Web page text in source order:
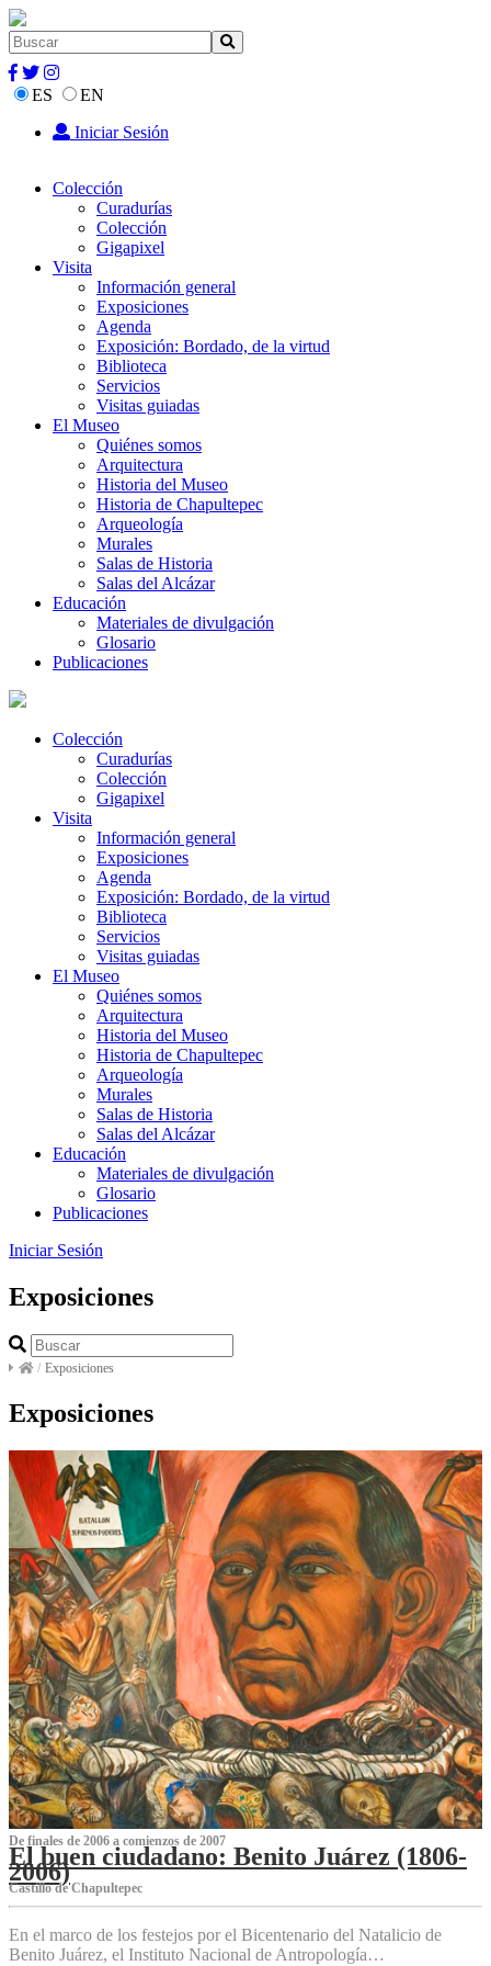
ES
EN
Iniciar Sesión
Colección
Curadurías
Colección
Gigapixel
Visita
Información general
Exposiciones
Agenda
Exposición: Bordado, de la virtud
Biblioteca
Servicios
Visitas guiadas
El Museo
Quiénes somos
Arquitectura
Historia del Museo
Historia de Chapultepec
Arqueología
Murales
Salas de Historia
Salas del Alcázar
Educación
Materiales de divulgación
Glosario
Publicaciones
Colección
Curadurías
Colección
Gigapixel
Visita
Información general
Exposiciones
Agenda
Exposición: Bordado, de la virtud
Biblioteca
Servicios
Visitas guiadas
El Museo
Quiénes somos
Arquitectura
Historia del Museo
Historia de Chapultepec
Arqueología
Murales
Salas de Historia
Salas del Alcázar
Educación
Materiales de divulgación
Glosario
Publicaciones
Iniciar Sesión
Exposiciones
/ Exposiciones
Exposiciones
De finales de 2006 a comienzos de 2007
El buen ciudadano: Benito Juárez (1806-
2006)
Castillo de Chapultepec
En el marco de los festejos por el Bicentenario del Natalicio de
Benito Juárez, el Instituto Nacional de Antropología…